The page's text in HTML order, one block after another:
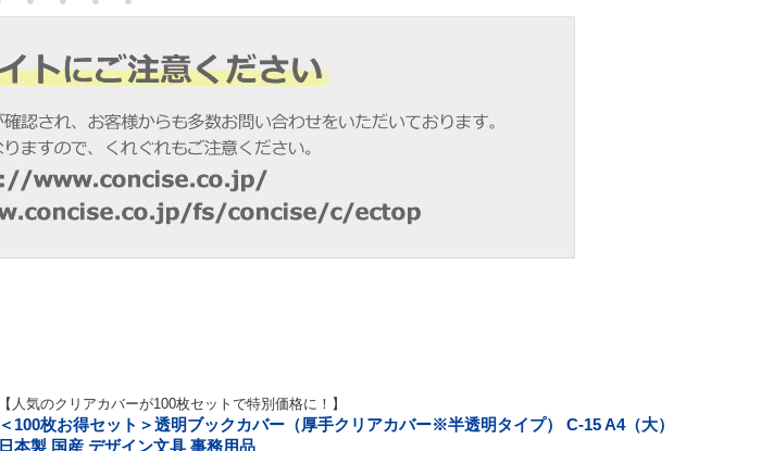
【人気のクリアカバーが100枚セットで特別価格に！】
＜100枚お得セット＞透明ブックカバー（厚手クリアカバー※半透明タイプ） C-15 A4（大）
日本製 国産 デザイン文具 事務用品